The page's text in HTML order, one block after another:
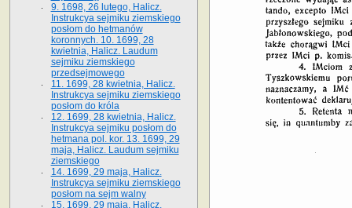
9. 1698, 26 lutego, Halicz.
Instrukcya sejmiku ziemskiego
posłom do hetmanów
koronnych. 10. 1699, 28
kwietnia, Halicz. Laudum
sejmiku ziemskiego
przedsejmowego
11. 1699, 28 kwietnia, Halicz.
Instrukcya sejmiku ziemskiego
posłom do króla
12. 1699, 28 kwietnia, Halicz.
Instrukcya sejmiku posłom do
hetmana pol. kor. 13. 1699, 29
maja, Halicz. Laudum sejmiku
ziemskiego
14. 1699, 29 maja, Halicz.
Instrukcya sejmiku ziemskiego
posłom na sejm walny
15. 1699, 29 maja, Halicz.